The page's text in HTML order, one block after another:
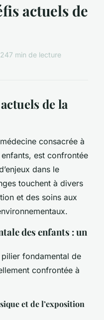
actuels de
7 min de lecture
de la
consacrée à
est confrontée
dans le
touchent à divers
et des soins aux
des enfants : un
fondamental de
confrontée à
et de l’exposition